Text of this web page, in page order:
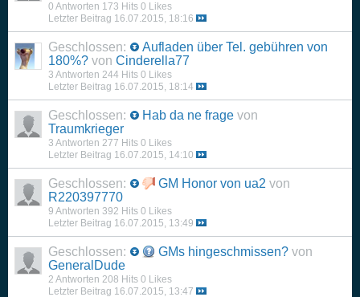
0 Antworten 173 Hits 0 Likes
Letzter Beitrag 16.07.2015, 18:16
Geschlossen:
Aufladen über Tel. gebühren von
180%? von Cinderella77
3 Antworten 244 Hits 0 Likes
Letzter Beitrag 16.07.2015, 18:14
Geschlossen: Hab da ne frage von
Traumkrieger
3 Antworten 277 Hits 0 Likes
Letzter Beitrag 16.07.2015, 14:10
Geschlossen: GM Honor von ua2 von
R220397770
9 Antworten 392 Hits 0 Likes
Letzter Beitrag 16.07.2015, 13:49
Geschlossen: GMs hingeschmissen? von
GeneralDude
2 Antworten 208 Hits 0 Likes
Letzter Beitrag 16.07.2015, 13:47